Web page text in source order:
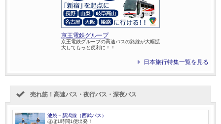
京王電鉄グループ
京王電鉄グループの高速バスの路線が大幅拡
大してもっと便利に！！
日本旅行特集一覧を見る
売れ筋！高速バス・夜行バス・深夜バス
池袋－新潟線（西武バス）
ほぼ1時間1便出発！